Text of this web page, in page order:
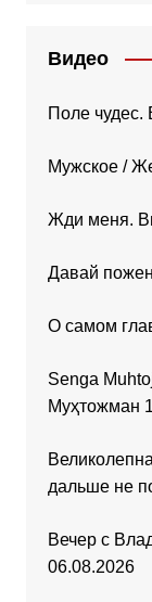
Видео
Поле чудес.
Мужское /
Жди меня.
Давай
О самом
Senga
Муҳтожман
дальше не
Вечер с
06.08.2026